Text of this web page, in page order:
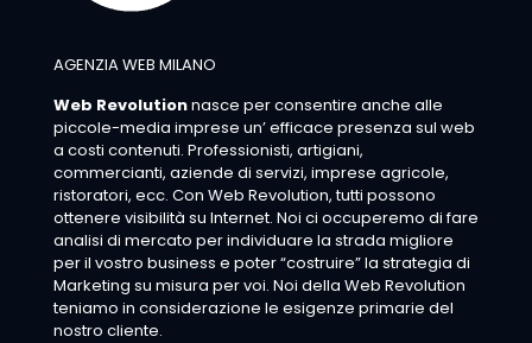
AGENZIA WEB MILANO
Web Revolutionnasce per consentire anche alle
piccole-media imprese un’ efficace presenza sul web
a costi contenuti. Professionisti, artigiani,
commercianti, aziende di servizi, imprese agricole,
ristoratori, ecc. Con Web Revolution, tutti possono
ottenere visibilità su Internet. Noi ci occuperemo di fare
analisi di mercato per individuare la strada migliore
per il vostro business e poter “costruire” la strategia di
Marketing su misura per voi. Noi della Web Revolution
teniamo in considerazione le esigenze primarie del
nostro cliente.